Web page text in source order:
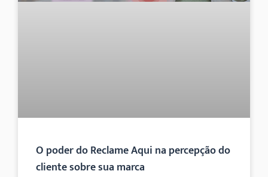
O poder do Reclame Aqui na percepção do
cliente sobre sua marca